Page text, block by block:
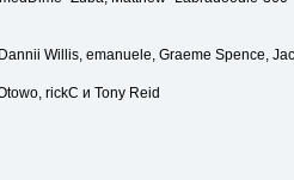
Willis, emanuele, Graeme Spence,
rickC и Tony Reid